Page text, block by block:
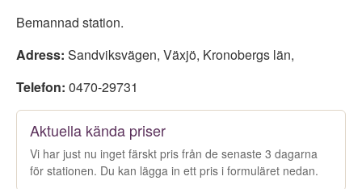
Bemannad station.
Adress: Sandviksvägen, Växjö, Kronobergs län,
Telefon: 0470-29731
Aktuella kända priser
Vi har just nu inget färskt pris från de senaste 3 dagarna
för stationen. Du kan lägga in ett pris i formuläret nedan.